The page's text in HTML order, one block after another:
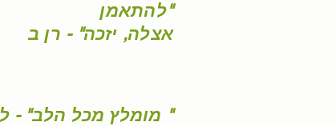
להתאמן"
אצלה, יזכה" - רן ב
מומלץ מכל הלב" - לאיתה "